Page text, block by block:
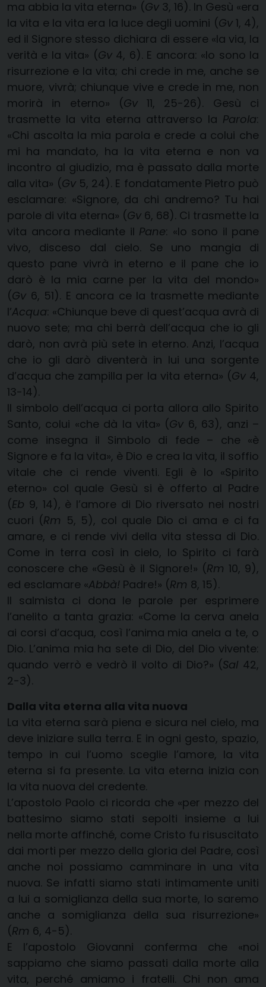
ma abbia la vita eterna» (Gv3, 16). In Gesù «era
la vita e la vita era la luce degli uomini (Gv 1, 4),
ed il Signore stesso dichiara di essere «la via, la
verità e la vita» (Gv 4, 6). E ancora: «Io sono la
risurrezione e la vita; chi crede in me, anche se
muore, vivrà; chiunque vive e crede in me, non
morirà in eterno» (Gv 11, 25-26). Gesù ci
trasmette la vita eterna attraverso la Parola:
«Chi ascolta la mia parola e crede a colui che
mi ha mandato, ha la vita eterna e non va
incontro al giudizio, ma è passato dalla morte
alla vita» (Gv 5, 24). E fondatamente Pietro può
esclamare: «Signore, da chi andremo? Tu hai
parole di vita eterna» (Gv 6, 68). Ci trasmette la
vita ancora mediante il Pane: «Io sono il pane
vivo, disceso dal cielo. Se uno mangia di
questo pane vivrà in eterno e il pane che io
darò è la mia carne per la vita del mondo»
(Gv 6, 51). E ancora ce la trasmette mediante
l’Acqua: «Chiunque beve di quest’acqua avrà di
nuovo sete; ma chi berrà dell’acqua che io gli
darò, non avrà più sete in eterno. Anzi, l’acqua
che io gli darò diventerà in lui una sorgente
d’acqua che zampilla per la vita eterna» (Gv 4,
13-14).
Il simbolo dell’acqua ci porta allora allo Spirito
Santo, colui «che dà la vita» (Gv 6, 63), anzi –
come insegna il Simbolo di fede – che «è
Signore e fa la vita», è Dio e crea la vita, il soffio
vitale che ci rende viventi. Egli è lo «Spirito
eterno» col quale Gesù si è offerto al Padre
(Eb 9, 14), è l’amore di Dio riversato nei nostri
cuori (Rm 5, 5), col quale Dio ci ama e ci fa
amare, e ci rende vivi della vita stessa di Dio.
Come in terra così in cielo, lo Spirito ci farà
conoscere che «Gesù è il Signore!» (Rm 10, 9),
ed esclamare «Abbà! Padre!» (Rm 8, 15).
Il salmista ci dona le parole per esprimere
l’anelito a tanta grazia: «Come la cerva anela
ai corsi d’acqua, così l’anima mia anela a te, o
Dio. L’anima mia ha sete di Dio, del Dio vivente:
quando verrò e vedrò il volto di Dio?» (Sal 42,
2-3).
Dalla vita eterna alla vita nuova
La vita eterna sarà piena e sicura nel cielo, ma
deve iniziare sulla terra. E in ogni gesto, spazio,
tempo in cui l’uomo sceglie l’amore, la vita
eterna si fa presente. La vita eterna inizia con
la vita nuova del credente.
L’apostolo Paolo ci ricorda che «per mezzo del
battesimo siamo stati sepolti insieme a lui
nella morte affinché, come Cristo fu risuscitato
dai morti per mezzo della gloria del Padre, così
anche noi possiamo camminare in una vita
nuova. Se infatti siamo stati intimamente uniti
a lui a somiglianza della sua morte, lo saremo
anche a somiglianza della sua risurrezione»
(Rm 6, 4-5).
E l’apostolo Giovanni conferma che «noi
sappiamo che siamo passati dalla morte alla
vita, perché amiamo i fratelli. Chi non ama